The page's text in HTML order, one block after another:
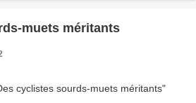
muets méritants